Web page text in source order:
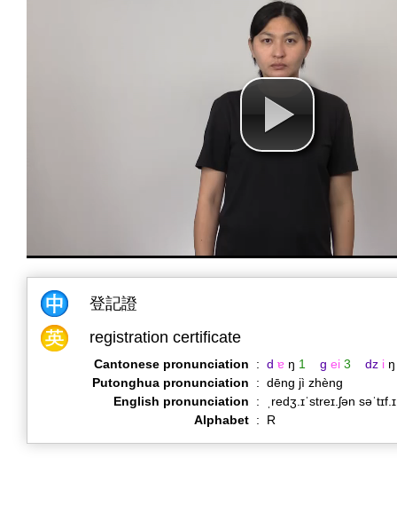
登記證
registration certificate
Cantonese pronunciation : d ɐ ŋ 1 g ei 3 dz i ŋ
Putonghua pronunciation
: dēng jì zhèng
English pronunciation
:
ˌredʒ.ɪˈstreɪ.ʃən
Alphabet : R